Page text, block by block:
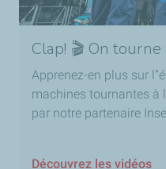
Clap! 🎬 On
Apprenez-en plus sur
machines tournantes à
par notre partenaire
Découvrez les vidéos